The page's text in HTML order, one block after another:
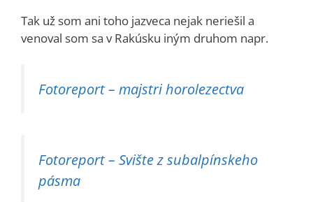
Tak už som ani toho jazveca nejak neriešil a
venoval som sa v Rakúsku iným druhom napr.
Fotoreport – majstri horolezectva
Fotoreport – Svište z subalpínskeho
pásma